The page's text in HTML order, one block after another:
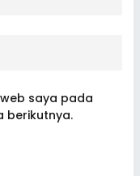
saya pada
berikutnya.